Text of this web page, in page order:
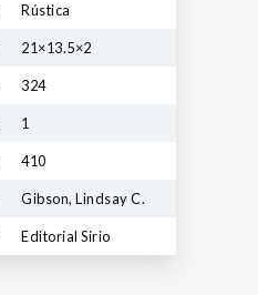
Rústica
21×13.5×2
324
1
410
Gibson, Lindsay C.
Editorial Sirio